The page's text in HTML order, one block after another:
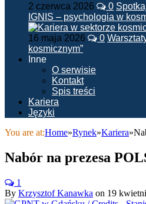
2 czerwca 2026 0
IGNIS – psychologia w
16 maja 2026 0
kosmicznym”
Inne
O serwisie
Kontakt
Spis treści
Kariera
Języki
You are at:Home»Rynek»Kariera»
Nabór na prezesa
1
By Krzysztof Kanawka on 19